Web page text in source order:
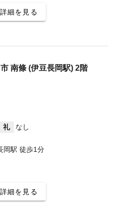
詳細を見る
南條 (伊豆長岡駅) 2階
礼
なし
岡駅 徒歩1分
詳細を見る